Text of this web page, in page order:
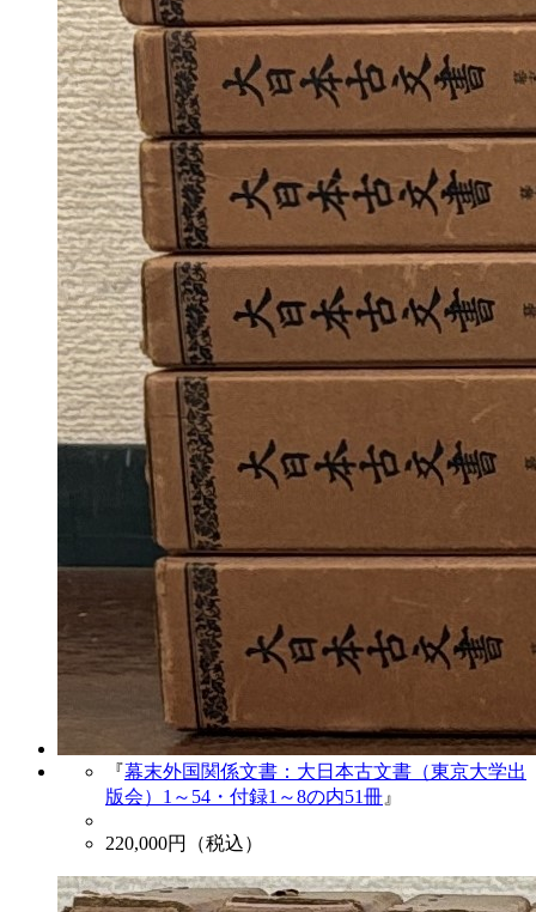
『幕末外国関係文書：大日本古文書（東京大学出
版会）1～54・付録1～8の内51冊 』
220,000円（税込）